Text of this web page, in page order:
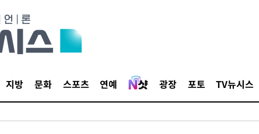
지방 문화 스포츠 연예 광장 포토 TV뉴시스